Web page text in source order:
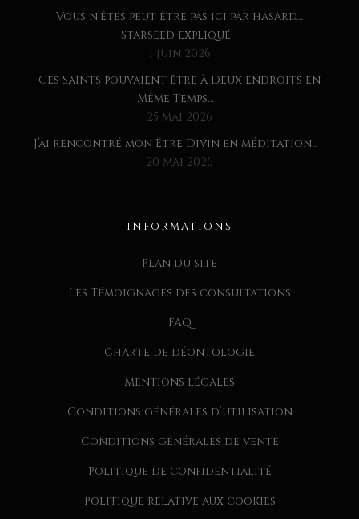
Vous n’êtes peut être pas ici par hasard…
Starseed expliqué
1 juin 2026
Ces Saints pouvaient être à Deux endroits en
Même Temps…
25 mai 2026
J’ai rencontré mon Être Divin en méditation…
20 mai 2026
INFORMATIONS
Plan du site
Les Témoignages des consultations
FAQ
Charte de déontologie
Mentions légales
Conditions générales d’utilisation
Conditions générales de vente
Politique de confidentialité
Politique relative aux cookies